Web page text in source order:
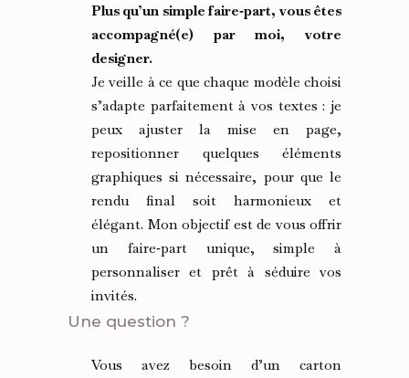
Plus qu’un simple faire‑part, vous êtes
accompagné(e) par moi, votre
designer.
Je veille à ce que chaque modèle choisi
s’adapte parfaitement à vos textes : je
peux ajuster la mise en page,
repositionner quelques éléments
graphiques si nécessaire, pour que le
rendu final soit harmonieux et
élégant. Mon objectif est de vous offrir
un faire‑part unique, simple à
personnaliser et prêt à séduire vos
invités.
Une question ?
Vous avez besoin d’un carton